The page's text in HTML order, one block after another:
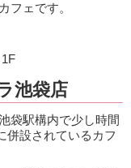
フェです。
池袋店
袋駅構内で少し時間
併設されているカフ